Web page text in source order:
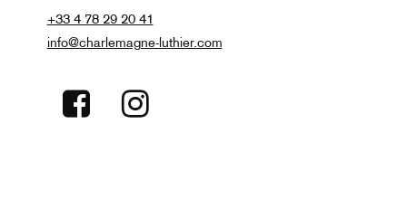
+33 4 78 29 20 41
info@charlemagne-luthier.com